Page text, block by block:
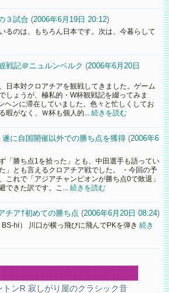
３試合(2006年6月19日 20:12)
るのは、もちろん日本です。次は、今暮らして
戦記＠ニュルンベルク (2006年6月20日
日本対クロアチアを観戦してきました。ゲーム
しょうが、極私的・W杯観戦記を綴ってみま
ヘンに滞在していました。色々と忙しくしてお
暇がなく、Ｗ杯も個人的... 続きを読む
遂に自国開催以外での勝ち点を獲得(2006年6
「勝ち点1を拾った」とも、中田選手も語ってい
」とも言えるクロアチア戦でした。 ・今回の予
これで「アジアチャンピオンが勝ち点0で敗退」
できた訳です。こ... 続きを読む
チア†初めての勝ち点 (2006年6月20日 08:24)
hi） 川口が横っ飛びに飛んでPKを弾き 続き
トンR 寂しがり屋のクラシック音